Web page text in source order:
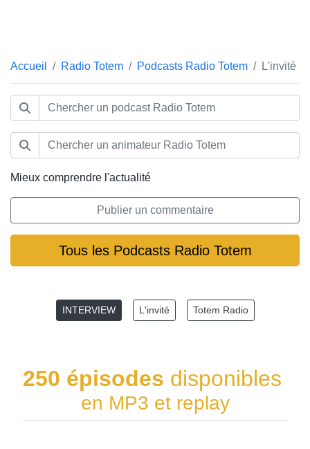
Accueil Radio Totem Podcasts Radio Totem L'invité
Mieux comprendre l'actualité
Publier un commentaire
Tous les Podcasts Radio Totem
INTERVIEW L'invité Totem Radio
250 épisodes disponibles
en MP3 et replay